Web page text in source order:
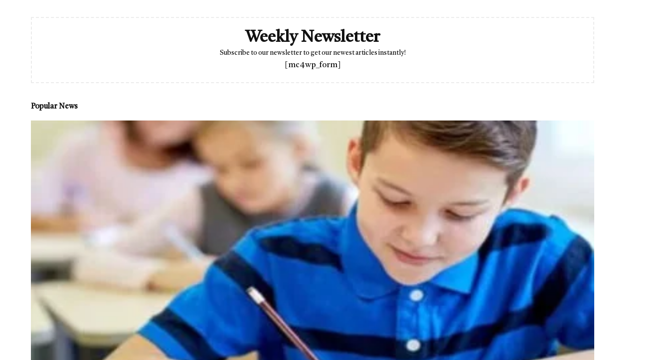
Weekly Newsletter
Subscribe to our newsletter to get our newest articles instantly!
[mc4wp_form]
Popular News